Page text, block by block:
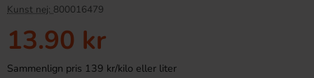
Kunst nej: 800016479
13.90 kr
Sammenlign pris 139 kr/kilo eller liter